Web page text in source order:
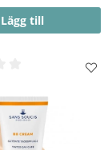
Lägg till